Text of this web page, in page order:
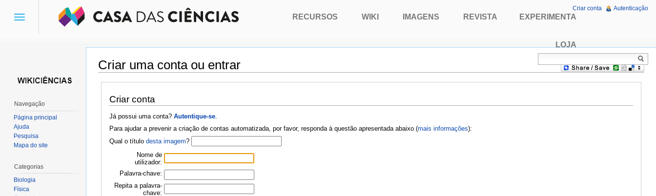
Criar uma conta ou entrar
Ir para:navegação,pesquisa
Criar conta
Já possui uma conta? Autentique-se.
Para ajudar a prevenir a criação de contas automatizada, por favor, responda à questão apresentada abaixo (mais informações):
Qual o título desta imagem?
Nome de
utilizador:
Palavra-chave:
Repita a palavra-
chave:
Toggle
RECURSOS WIKI IMAGENS REVISTA EXPERIMENTA
LOJA
Criar conta Autenticação
Navegação
Página principal
Ajuda
Pesquisa
Mapa do site
Categorias
Biologia
Física